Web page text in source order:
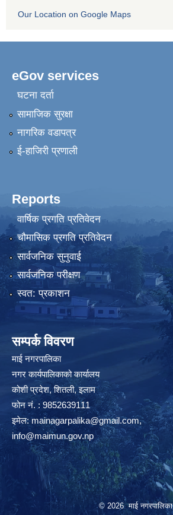
Our Location on Google Maps
eGov services
घटना दर्ता
सामाजिक सुरक्षा
नागरिक वडापत्र
ई-हाजिरी प्रणाली
Reports
वार्षिक प्रगति प्रतिवेदन
चौमासिक प्रगति प्रतिवेदन
सार्वजनिक सुनुवाई
सार्वजनिक परीक्षण
स्वत: प्रकाशन
सम्पर्क विवरण
माई नगरपालिका
नगर कार्यपालिकाको कार्यालय
कोशी प्रदेश, शितली, इलाम
फोन नं. : 9852639111
इमेल:mainagarpalika@gmail.com,
info@maimun.gov.np
© 2026 माई नगरपालिका